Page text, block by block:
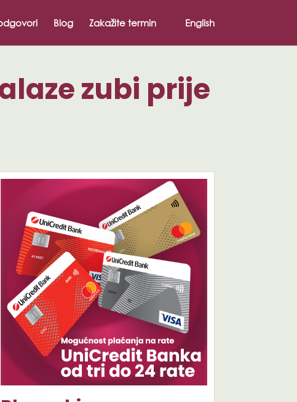
Blog Zakažite termin English
zubi prije